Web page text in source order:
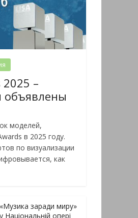
2025 –
объявлены
моделей,
в 2025 году.
по визуализации
как
«Музика заради миру»
у Національній опері